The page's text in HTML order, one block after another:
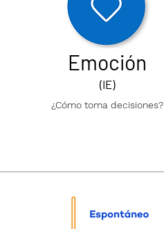
Emoción
(IE)
¿Cómo toma decisiones?